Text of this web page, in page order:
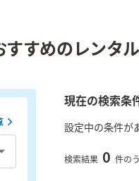
すめのレンタ
現在の検索条
設定中の条件が
検索結果 0 件の